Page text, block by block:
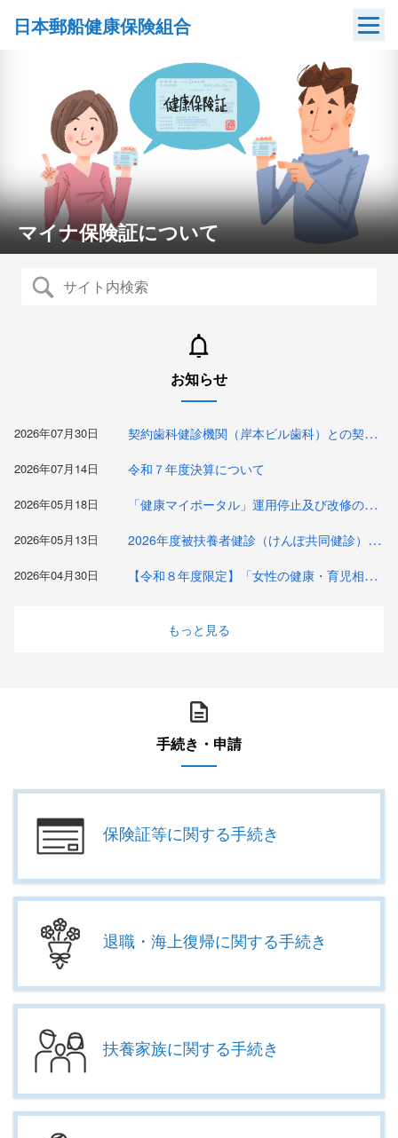
日本郵船健康保険組合
「健康マイポータル」
医療費通知や給付金支給決定通知書の閲覧など
お知らせ
2026年07月30日 契約歯科健診機関（岸本ビル歯科）との契約終了について
2026年07月14日 令和７年度決算について
2026年05月18日 「健康マイポータル」運用停止及び改修のお知らせ（2026.5.22 9:00～12:00）
2026年05月13日 2026年度被扶養者健診（けんぽ共同健診）利用案内
2026年04月30日 【令和８年度限定】「女性の健康・育児相談窓口事業」のご案内（2026.5.1～2027.3.31）
もっと見る
手続き・申請
保険証等に関する手続き
退職・海上復帰に関する手続き
扶養家族に関する手続き